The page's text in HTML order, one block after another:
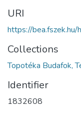
URI
https://
Collections
Topotéka Budafok,
Identifier
1832608